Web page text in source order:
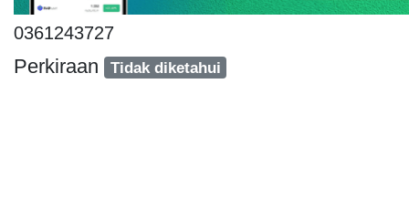
0361243727
Perkiraan Tidak diketahui